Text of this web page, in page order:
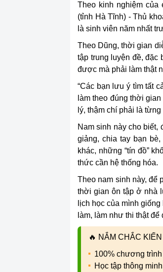
Theo kinh nghiệm
(tỉnh Hà Tĩnh) - Thủ
là sinh viên năm nhất
Theo Dũng, thời gian
tập trung luyện đề, đặc
được mà phải làm thật
“Các bạn lưu ý tìm tất
làm theo đúng thời
lý, thậm chí phải là
Nam sinh này cho biết,
giảng, chia tay bạn
khác, những “tín đồ”
thức cần hệ thống hóa.
Theo nam sinh này, để
thời gian ôn tập ở nhà
lịch học của mình
làm, làm như thi thật
🔥 NẮM CHẮC
100% chương
Học tập thông